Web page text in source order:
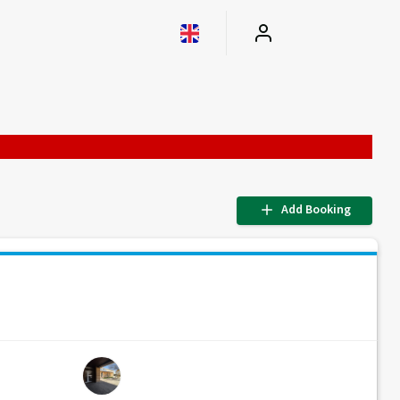
Add Booking